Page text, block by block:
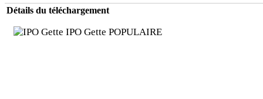
Détails du téléchargement
IPO Gette POPULAIRE